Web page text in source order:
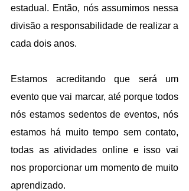
estadual. Então, nós assumimos nessa
divisão a responsabilidade de realizar a
cada dois anos.
Estamos acreditando que será um
evento que vai marcar, até porque todos
nós estamos sedentos de eventos, nós
estamos há muito tempo sem contato,
todas as atividades online e isso vai
nos proporcionar um momento de muito
aprendizado.